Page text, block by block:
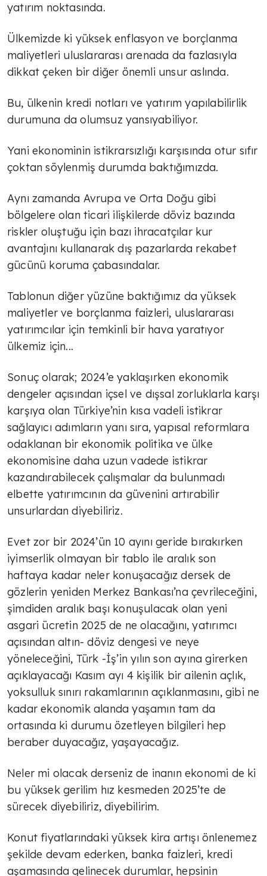
yatırım noktasında.
Ülkemizde ki yüksek enflasyon ve borçlanma
maliyetleri uluslararası arenada da fazlasıyla
dikkat çeken bir diğer önemli unsur aslında.
Bu, ülkenin kredi notları ve yatırım yapılabilirlik
durumuna da olumsuz yansıyabiliyor.
Yani ekonominin istikrarsızlığı karşısında otur sıfır
çoktan söylenmiş durumda baktığımızda.
Aynı zamanda Avrupa ve Orta Doğu gibi
bölgelere olan ticari ilişkilerde döviz bazında
riskler oluştuğu için bazı ihracatçılar kur
avantajını kullanarak dış pazarlarda rekabet
gücünü koruma çabasındalar.
Tablonun diğer yüzüne baktığımız da yüksek
maliyetler ve borçlanma faizleri, uluslararası
yatırımcılar için temkinli bir hava yaratıyor
ülkemiz için...
Sonuç olarak; 2024’e yaklaşırken ekonomik
dengeler açısından içsel ve dışsal zorluklarla karşı
karşıya olan Türkiye’nin kısa vadeli istikrar
sağlayıcı adımların yanı sıra, yapısal reformlara
odaklanan bir ekonomik politika ve ülke
ekonomisine daha uzun vadede istikrar
kazandırabilecek çalışmalar da bulunmadı
elbette yatırımcının da güvenini artırabilir
unsurlardan diyebiliriz.
Evet zor bir 2024’ün 10 ayını geride bırakırken
iyimserlik olmayan bir tablo ile aralık son
haftaya kadar neler konuşacağız dersek de
gözlerin yeniden Merkez Bankası’na çevrileceğini,
şimdiden aralık başı konuşulacak olan yeni
asgari ücretin 2025 de ne olacağını, yatırımcı
açısından altın- döviz dengesi ve neye
yöneleceğini, Türk -İş’in yılın son ayına girerken
açıklayacağı Kasım ayı 4 kişilik bir ailenin açlık,
yoksulluk sınırı rakamlarının açıklanmasını, gibi ne
kadar ekonomik alanda yaşamın tam da
ortasında ki durumu özetleyen bilgileri hep
beraber duyacağız, yaşayacağız.
Neler mi olacak derseniz de inanın ekonomi de ki
bu yüksek gerilim hız kesmeden 2025’te de
sürecek diyebiliriz, diyebilirim.
Konut fiyatlarındaki yüksek kira artışı önlenemez
şekilde devam ederken, banka faizleri, kredi
aşamasında gelinecek durumlar, hepsinin
TÜLİN YALMAN
Ekonomide yeni eksen; sağlıklı
TÜLİN YALMAN
Markalaşmak
TÜLİN YALMAN
Yeni ekonomik yol
Hazır mıyız, hayır!
TÜLİN YALMAN
Tarifeler
TÜLİN YALMAN
Çok sert
TÜLİN YALMAN
Şeker deyip geçme
TÜLİN YALMAN
TÜLİN YALMAN